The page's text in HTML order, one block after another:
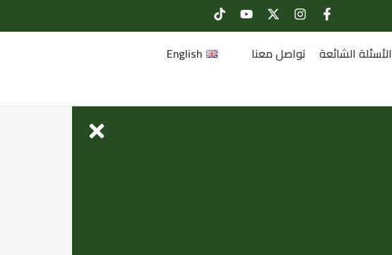
الأسئلة الشائعة تواصل معنا English